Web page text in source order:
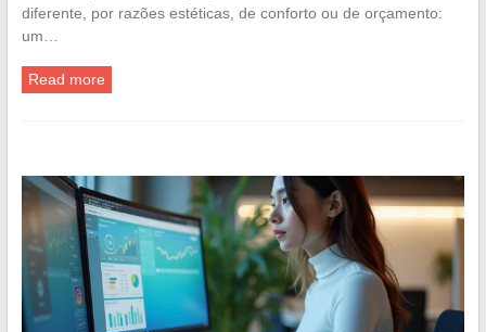
diferente, por razões estéticas, de conforto ou de orçamento:
um…
Read more